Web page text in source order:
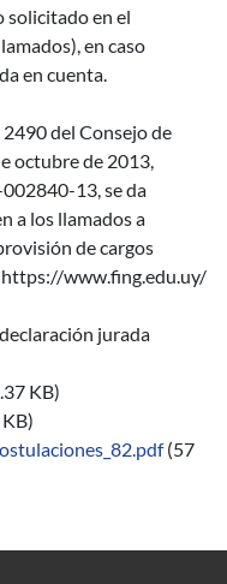
solicitado en el
en caso
en cuenta.
del Consejo de
octubre de 2013,
13, se da
a los llamados a
de cargos
https://www.fing.edu.uy/
jurada
KB)
(57